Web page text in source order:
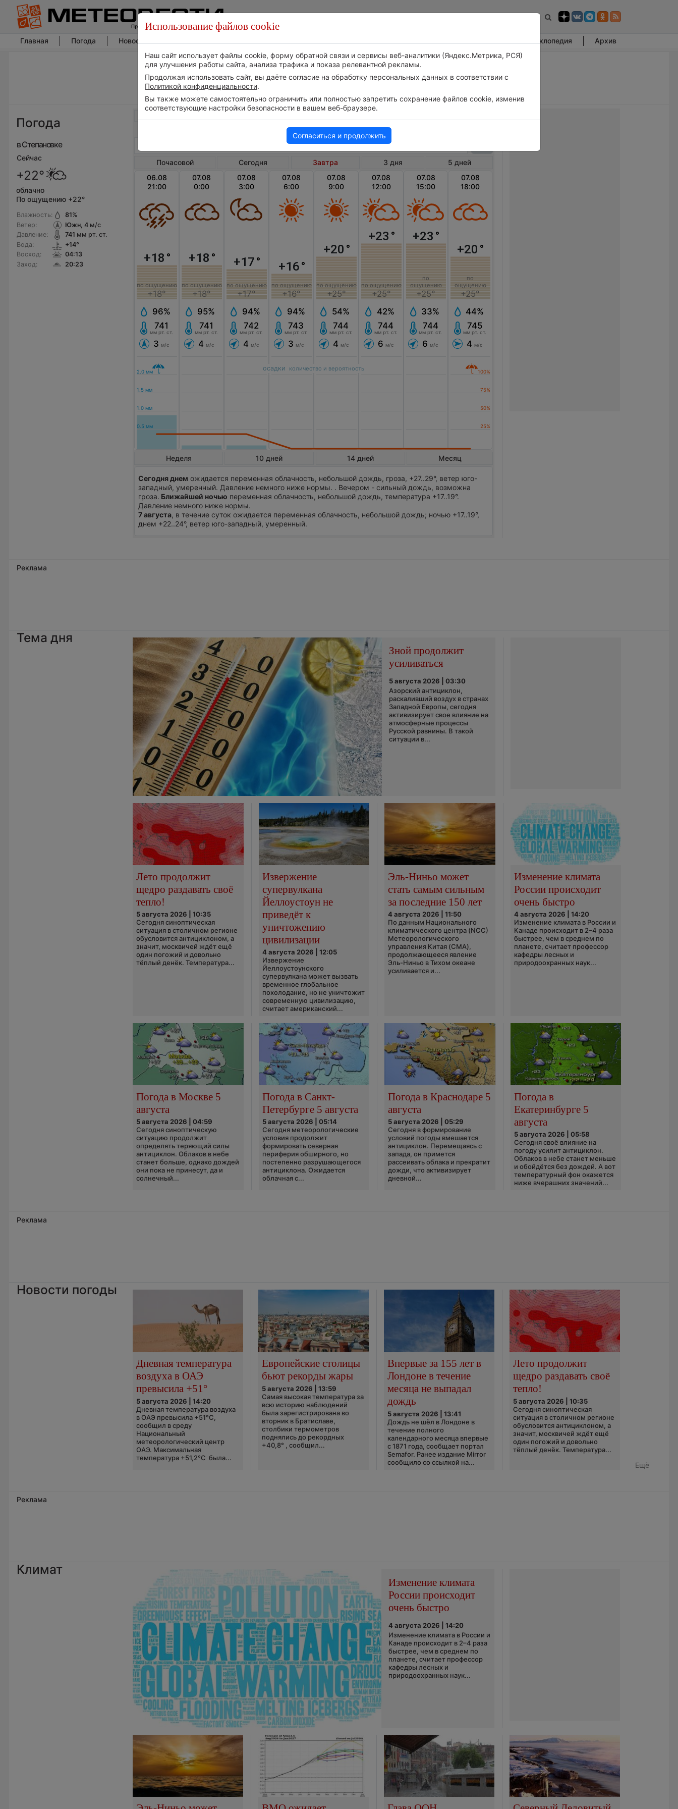
Главная Погода Новости погоды Энциклопедия Архив
Погода
в Степановке
Сейчас
+22°
облачно
По ощущению +22°
Влажность:
Ветер:
Давление:
Вода:
Восход:
Заход:
81%
Южн, 4м/с
741 мм рт. ст.
+14°
04:13
20:23
Погода в Степановке на завтра
Почасовой Сегодня Завтра 3 дня
5 дней
06.08
21:00
+18 °
по ощущению
+18°
96%
741
мм рт. ст.
3 м/с
07.08
0:00
+18 °
по ощущению
+18°
95%
741
мм рт. ст.
4 м/с
07.08
3:00
+17°
по ощущению
+17°
94%
742
мм рт. ст.
4 м/с
07.08
6:00
+16°
по ощущению
+16°
94%
743
мм рт. ст.
3 м/с
07.08
9:00
+20 °
по ощущению
+25°
54%
744
мм рт. ст.
4 м/с
07.08
12:00
+23 °
по ощущению
+25°
42%
744
мм рт. ст.
6 м/с
07.08
15:00
+23 °
по
ощущению
+25°
33%
744
мм рт. ст.
6 м/с
07.08
18:00
+20 °
по
ощущению
+25°
44%
745
мм рт. ст.
4 м/с
осадки количество и вероятность
Неделя 10 дней 14 дней Месяц
Сегодня днем ожидается переменная облачность, небольшой дождь, гроза, +27..29°, ветер юго-
западный, умеренный. Давление немного ниже нормы. . Вечером - сильный дождь, возможна
гроза. Ближайшей ночью переменная облачность, небольшой дождь, температура +17..19°.
Давление немного ниже нормы.
7 августа, в течение суток ожидается переменная облачность, небольшой дождь; ночью +17..19°,
днем +22..24°, ветер юго-западный, умеренный.
Реклама
Тема дня
Зной продолжит
усиливаться
5 августа 2026 | 03:30
Азорский антициклон,
раскаливший воздух в странах
Западной Европы, сегодня
активизирует свое влияние на
атмосферные процессы
Русской равнины. В такой
ситуации в...
Лето продолжит
щедро раздавать своё
тепло!
5 августа 2026 | 10:35
Сегодня синоптическая
ситуация в столичном регионе
обусловится антициклоном, а
значит, москвичей ждёт ещё
один погожий и довольно
тёплый денёк. Температура...
Извержение
супервулкана
Йеллоустоун не
приведёт к
уничтожению
цивилизации
4 августа 2026 | 12:05
Извержение
Йеллоустоунского
супервулкана может вызвать
временное глобальное
похолодание, но не уничтожит
современную цивилизацию,
считает американский...
Эль-Ниньо может
стать самым сильным
за последние 150 лет
4 августа 2026 | 11:50
По данным Национального
климатического центра (NCC)
Метеорологического
управления Китая (CMA),
продолжающееся явление
Эль-Ниньо в Тихом океане
усиливается и...
Изменение климата
России происходит
очень быстро
4 августа 2026 | 14:20
Изменение климата в России и
Канаде происходит в 2–4 раза
быстрее, чем в среднем по
планете, считает профессор
кафедры лесных и
природоохранных наук...
Погода в Москве 5
августа
5 августа 2026 | 04:59
Сегодня синоптическую
ситуацию продолжит
определять теряющий силы
антициклон. Облаков в небе
станет больше, однако дождей
они пока не принесут, да и
солнечный...
Погода в Санкт-
Петербурге 5 августа
5 августа 2026 | 05:14
Сегодня метеорологические
условия продолжит
формировать северная
периферия обширного, но
постепенно разрушающегося
антициклона. Ожидается
облачная с...
Погода в Краснодаре 5
августа
5 августа 2026 | 05:29
Сегодня в формирование
условий погоды вмешается
антициклон. Перемещаясь с
запада, он примется
рассеивать облака и прекратит
дожди, что активизирует
дневной...
Погода в
Екатеринбурге 5
августа
5 августа 2026 | 05:58
Сегодня своё влияние на
погоду усилит антициклон.
Облаков в небе станет меньше
и обойдётся без дождей. А вот
температурный фон окажется
ниже вчерашних значений...
Реклама
Новости погоды
Дневная температура
воздуха в ОАЭ
превысила +51°
5 августа 2026 | 14:20
Дневная температура воздуха
в ОАЭ превысила +51°C,
сообщил в среду
Национальный
метеорологический центр
ОАЭ. Максимальная
температура +51,2°C была...
Европейские столицы
бьют рекорды жары
5 августа 2026 | 13:59
Самая высокая температура за
всю историю наблюдений
была зарегистрирована во
вторник в Братиславе,
столбики термометров
поднялись до рекордных
+40,8° , сообщил...
Впервые за 155 лет в
Лондоне в течение
месяца не выпадал
дождь
5 августа 2026 | 13:41
Дождь не шёл в Лондоне в
течение полного
календарного месяца впервые
с 1871 года, сообщает портал
Semafor. Ранее издание Mirror
сообщило со ссылкой на...
Лето продолжит
щедро раздавать своё
тепло!
5 августа 2026 | 10:35
Сегодня синоптическая
ситуация в столичном регионе
обусловится антициклоном, а
значит, москвичей ждёт ещё
один погожий и довольно
тёплый денёк. Температура...
Ещё
Реклама
Климат
Изменение климата
России происходит
очень быстро
4 августа 2026 | 14:20
Изменение климата в России и
Канаде происходит в 2–4 раза
быстрее, чем в среднем по
планете, считает профессор
кафедры лесных и
природоохранных наук...
Использование файлов cookie
Наш сайт использует файлы cookie, форму обратной связи и сервисы веб-аналитики (Яндекс.Метрика, РСЯ)
для улучшения работы сайта, анализа трафика и показа релевантной рекламы.
Продолжая использовать сайт, вы даёте согласие на обработку персональных данных в соответствии с
Политикой конфиденциальности.
Вы также можете самостоятельно ограничить или полностью запретить сохранение файлов cookie, изменив
соответствующие настройки безопасности в вашем веб-браузере.
Согласиться и продолжить